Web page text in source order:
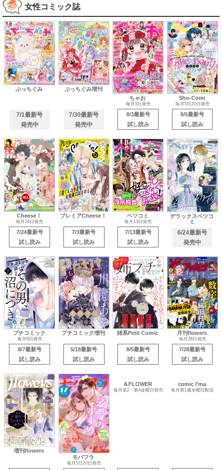
女性コミック誌
ぷっちぐみ
7/1最新号
発売中
ぷっちぐみ増刊
7/30最新号
発売中
ちゃお
毎月3日発売
8/3最新号
試し読み
Sho-Comi
毎月5日20日発売
8/5最新号
試し読み
Cheese！
毎月24日発売
7/24最新号
試し読み
プレミアCheese！
7/3最新号
試し読み
ベツコミ
毎月13日発売
7/13最新号
試し読み
デラックスベツコ
ミ
6/24最新号
発売中
プチコミック
毎月8日発売
8/7最新号
試し読み
プチコミック増刊
5/18最新号
試し読み
姉系Petit Comic
8/5最新号
試し読み
月刊flowers
毎月28日発売
7/28最新号
試し読み
増刊flowers
モバフラ
毎月5日20日発売